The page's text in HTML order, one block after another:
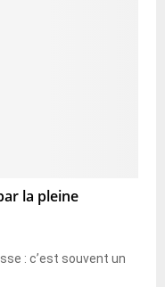
la pleine
: c’est souvent un